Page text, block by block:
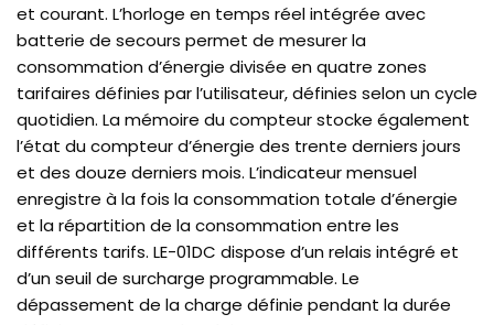
et courant. L’horloge en temps réel intégrée avec
batterie de secours permet de mesurer la
consommation d’énergie divisée en quatre zones
tarifaires définies par l’utilisateur, définies selon un cycle
quotidien. La mémoire du compteur stocke également
l’état du compteur d’énergie des trente derniers jours
et des douze derniers mois. L’indicateur mensuel
enregistre à la fois la consommation totale d’énergie
et la répartition de la consommation entre les
différents tarifs. LE-01DC dispose d’un relais intégré et
d’un seuil de surcharge programmable. Le
dépassement de la charge définie pendant la durée